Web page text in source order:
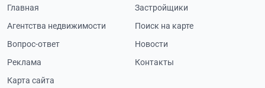
Главная
Застройщики
Агентства недвижимости
Поиск на карте
Вопрос-ответ
Новости
Реклама
Контакты
Карта сайта